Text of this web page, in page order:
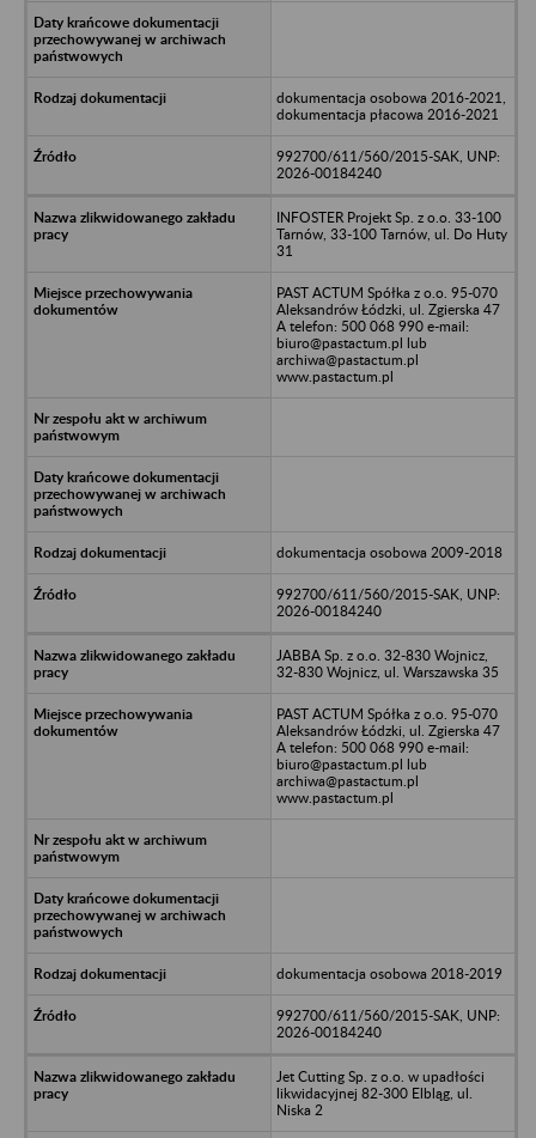
dokumentacja osobowa 2016-2021,
dokumentacja płacowa 2016-2021
992700/611/560/2015-SAK, UNP:
2026-00184240
INFOSTER Projekt Sp. z o.o. 33-100
Tarnów, 33-100 Tarnów, ul. Do Huty
31
PAST ACTUM Spółka z o.o. 95-070
Aleksandrów Łódzki, ul. Zgierska 47
A telefon: 500 068 990 e-mail:
biuro@pastactum.pl lub
archiwa@pastactum.pl
www.pastactum.pl
dokumentacja osobowa 2009-2018
992700/611/560/2015-SAK, UNP:
2026-00184240
JABBA Sp. z o.o. 32-830 Wojnicz,
32-830 Wojnicz, ul. Warszawska 35
PAST ACTUM Spółka z o.o. 95-070
Aleksandrów Łódzki, ul. Zgierska 47
A telefon: 500 068 990 e-mail:
biuro@pastactum.pl lub
archiwa@pastactum.pl
www.pastactum.pl
dokumentacja osobowa 2018-2019
992700/611/560/2015-SAK, UNP:
2026-00184240
Jet Cutting Sp. z o.o. w upadłości
likwidacyjnej 82-300 Elbląg, ul.
Niska 2